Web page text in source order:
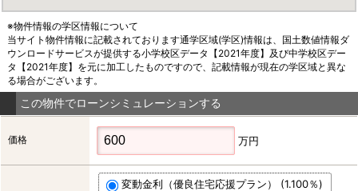
※物件情報の学区情報について
当サイト物件情報に記載されております通学区域(学区)情報は、国土数値情報ダ
ウンロードサービスが提供する小学校区データ【2021年度】及び中学校区デー
タ【2021年度】を元に加工したものですので、記載情報が現在の学区域と異な
る場合がございます。
この物件でローンシミュレーションする
価格 万円
変動金利（優良住宅応援プラン） (1.100％)